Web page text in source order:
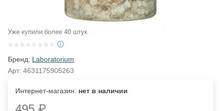
Уже купили более 40 штук
Бренд: Laboratorium
Арт:4631175905263
Интернет-магазин: нет в наличии